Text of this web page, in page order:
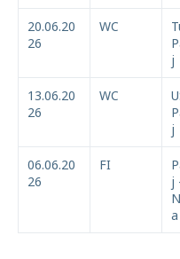
20.06.20
26
WC
j
13.06.20
26
WC
j
06.06.20
26
FI
j
a